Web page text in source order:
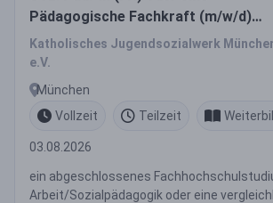
Pädagogische Fachkraft (m/w/d)
Vollzeit / Teilzeit
Katholisches Jugendsozialwerk
e.V.
München
Vollzeit
Teilzeit
03.08.2026
ein abgeschlossenes
Arbeit/Sozialpädagogik oder eine